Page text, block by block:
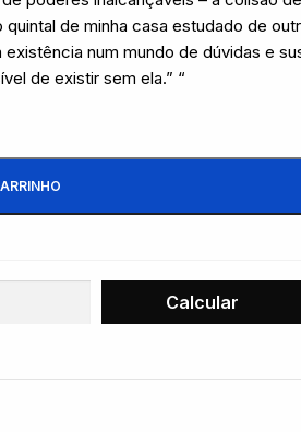
de minha casa estudado de
num mundo de dúvidas e
de existir sem ela.” “